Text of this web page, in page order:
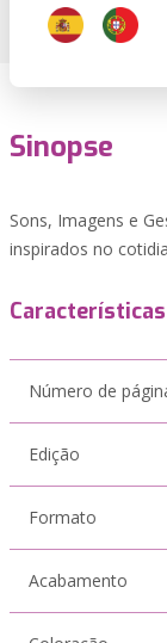
Sinopse
Sons, Imagens e
inspirados no
Características
Número de
Edição
Formato
Acabamento